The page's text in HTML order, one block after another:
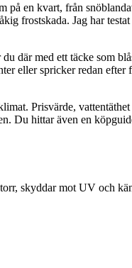
en kvart, från
frostskada. Jag har
där med ett täcke som
eller spricker redan efter
Prisvärde,
Du hittar även en
skyddar mot UV och